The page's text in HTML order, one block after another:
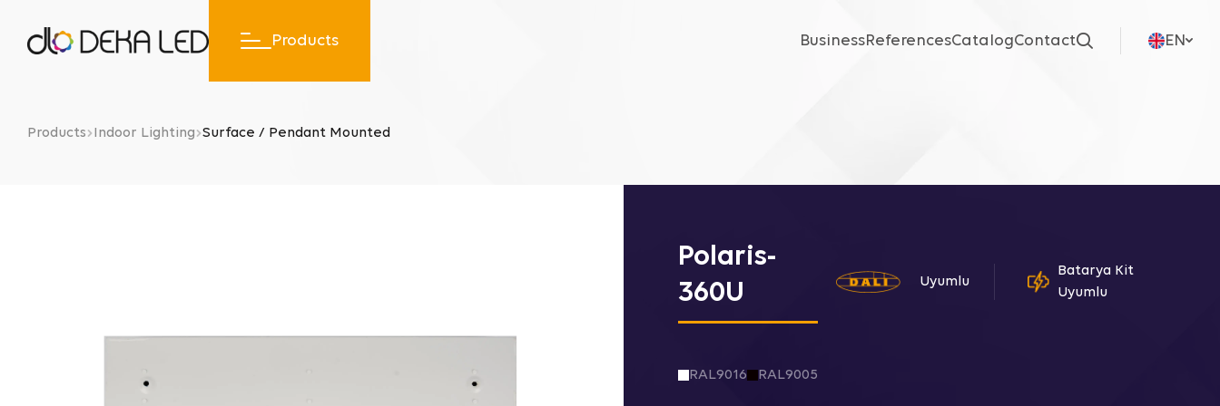
Products
Indoor Lighting
BusinessReferencesCatalogContact EN
Products Indoor Lighting Surface / Pendant Mounted
Polaris-
360U
Uyumlu
Batarya Kit
Uyumlu
RAL9016 RAL9005